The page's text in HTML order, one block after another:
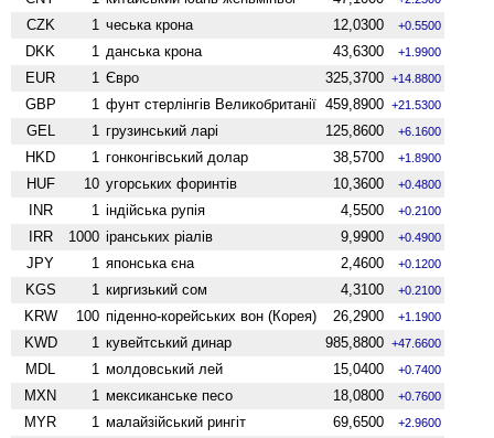
CZK 1 чеська крона 12,0300 +0.5500
DKK 1 данська крона 43,6300 +1.9900
EUR 1 Євро 325,3700 +14.8800
GBP 1 фунт стерлінгів Велико­британії 459,8900 +21.5300
GEL 1 грузинський ларі 125,8600 +6.1600
HKD 1 гонконгівський долар 38,5700 +1.8900
HUF 10 угорських форинтів 10,3600 +0.4800
INR 1 індійська рупія 4,5500 +0.2100
IRR 1000 іранських ріалів 9,9900 +0.4900
JPY 1 японська єна 2,4600 +0.1200
KGS 1 киргизький сом 4,3100 +0.2100
KRW 100 піденно-корейських вон (Корея) 26,2900 +1.1900
KWD 1 кувейтський динар 985,8800 +47.6600
MDL 1 молдовський лей 15,0400 +0.7400
MXN 1 мексиканське песо 18,0800 +0.7600
MYR 1 малайзійський рингіт 69,6500 +2.9600